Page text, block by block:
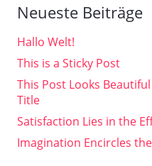
Neueste Beiträge
Hallo Welt!
This is a Sticky Post
This Post Looks
Title
Satisfaction Lies in the
Imagination Encircles